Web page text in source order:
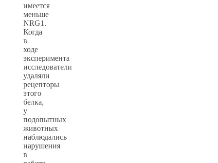
имеется
меньше
NRG1.
Когда
в
ходе
эксперимента
исследователи
удаляли
рецепторы
этого
белка,
у
подопытных
животных
наблюдались
нарушения
в